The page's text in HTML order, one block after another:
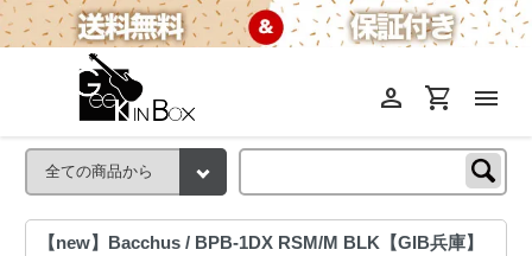
menu
shopping_cart
person
【new】Bacchus / BPB-1DX RSM/M BLK【GIB兵庫】